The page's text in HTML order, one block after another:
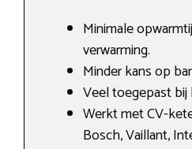
Minimale
verwarming.
Minder kans op
Veel toegepast bij
Werkt met CV-
Bosch, Vaillant,